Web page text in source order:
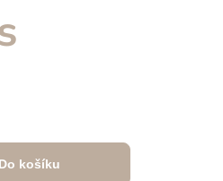
Do košíku